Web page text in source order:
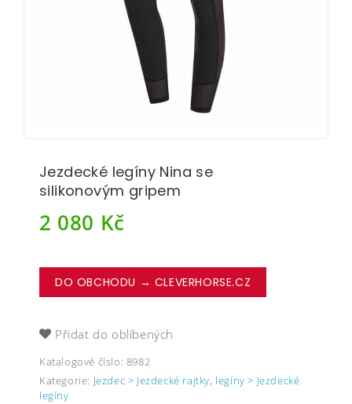
Jezdecké legíny Nina se
silikonovým gripem
2 080 Kč
DO OBCHODU → CLEVERHORSE.CZ
Přidat do oblíbených
Katalogové číslo: 8982
Kategorie: Jezdec > Jezdecké rajtky, legíny > Jezdecké
legíny